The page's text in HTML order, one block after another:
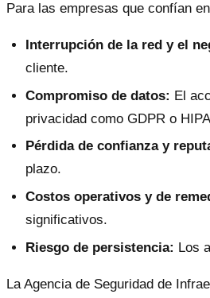
Para las empresas que confían
Interrupción de la red y el
cliente.
Compromiso de datos: El
privacidad como GDPR o
Pérdida de confianza y
plazo.
Costos operativos y de
significativos.
Riesgo de persistencia: Los
La Agencia de Seguridad de